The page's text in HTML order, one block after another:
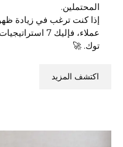
المحتملين.
إذا كنت ترغب في زيادة
عملاء، فإليك 7
توك. 🚀
اكتشف المزيد